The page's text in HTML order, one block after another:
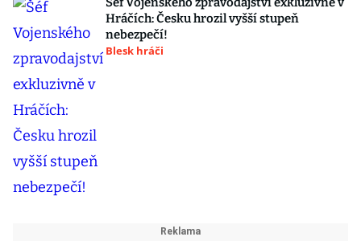
Hráčích: Česku hrozil vyšší stupeň
nebezpečí!
Blesk hráči